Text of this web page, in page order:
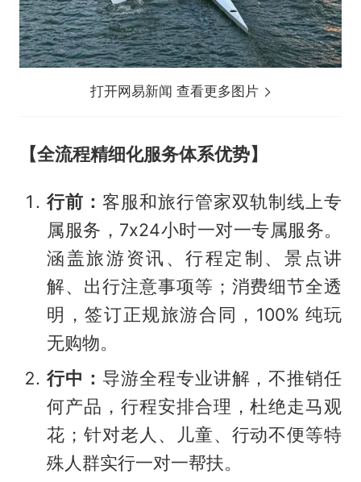
打开网易新闻 查看更多图片
【全流程精细化服务体系优势】
行前：客服和旅行管家双轨制线上专
属服务，7x24小时一对一专属服务。
涵盖旅游资讯、行程定制、景点讲
解、出行注意事项等；消费细节全透
明，签订正规旅游合同，100% 纯玩
无购物。
行中： 导游全程专业讲解，不推销任
何产品，行程安排合理，杜绝走马观
花；针对老人、儿童、行动不便等特
殊人群实行一对一帮扶。